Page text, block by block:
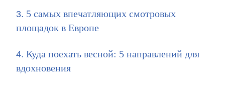
5 самых впечатляющих смотровых
площадок в Европе
Куда поехать весной: 5 направлений для
вдохновения